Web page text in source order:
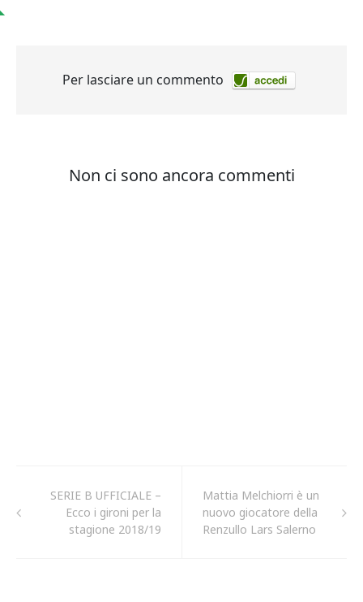
SERIE B UFFICIALE –
Ecco i gironi per la
stagione 2018/19
Mattia Melchiorri è un
nuovo giocatore della
Renzullo Lars Salerno